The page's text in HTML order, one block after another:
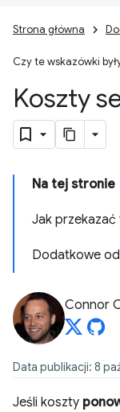
Strona główna
Czy te wskazówki
Koszty
Na tej stronie
Jak
Dodatkowe
Connor
Data publikacji: 8
Jeśli koszty